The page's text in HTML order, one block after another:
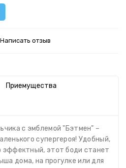
Написать отзыв
Приемущества
с эмблемой "Бэтмен" –
супергероя! Удобный,
эффектный, этот боди станет
дома, на прогулке или для